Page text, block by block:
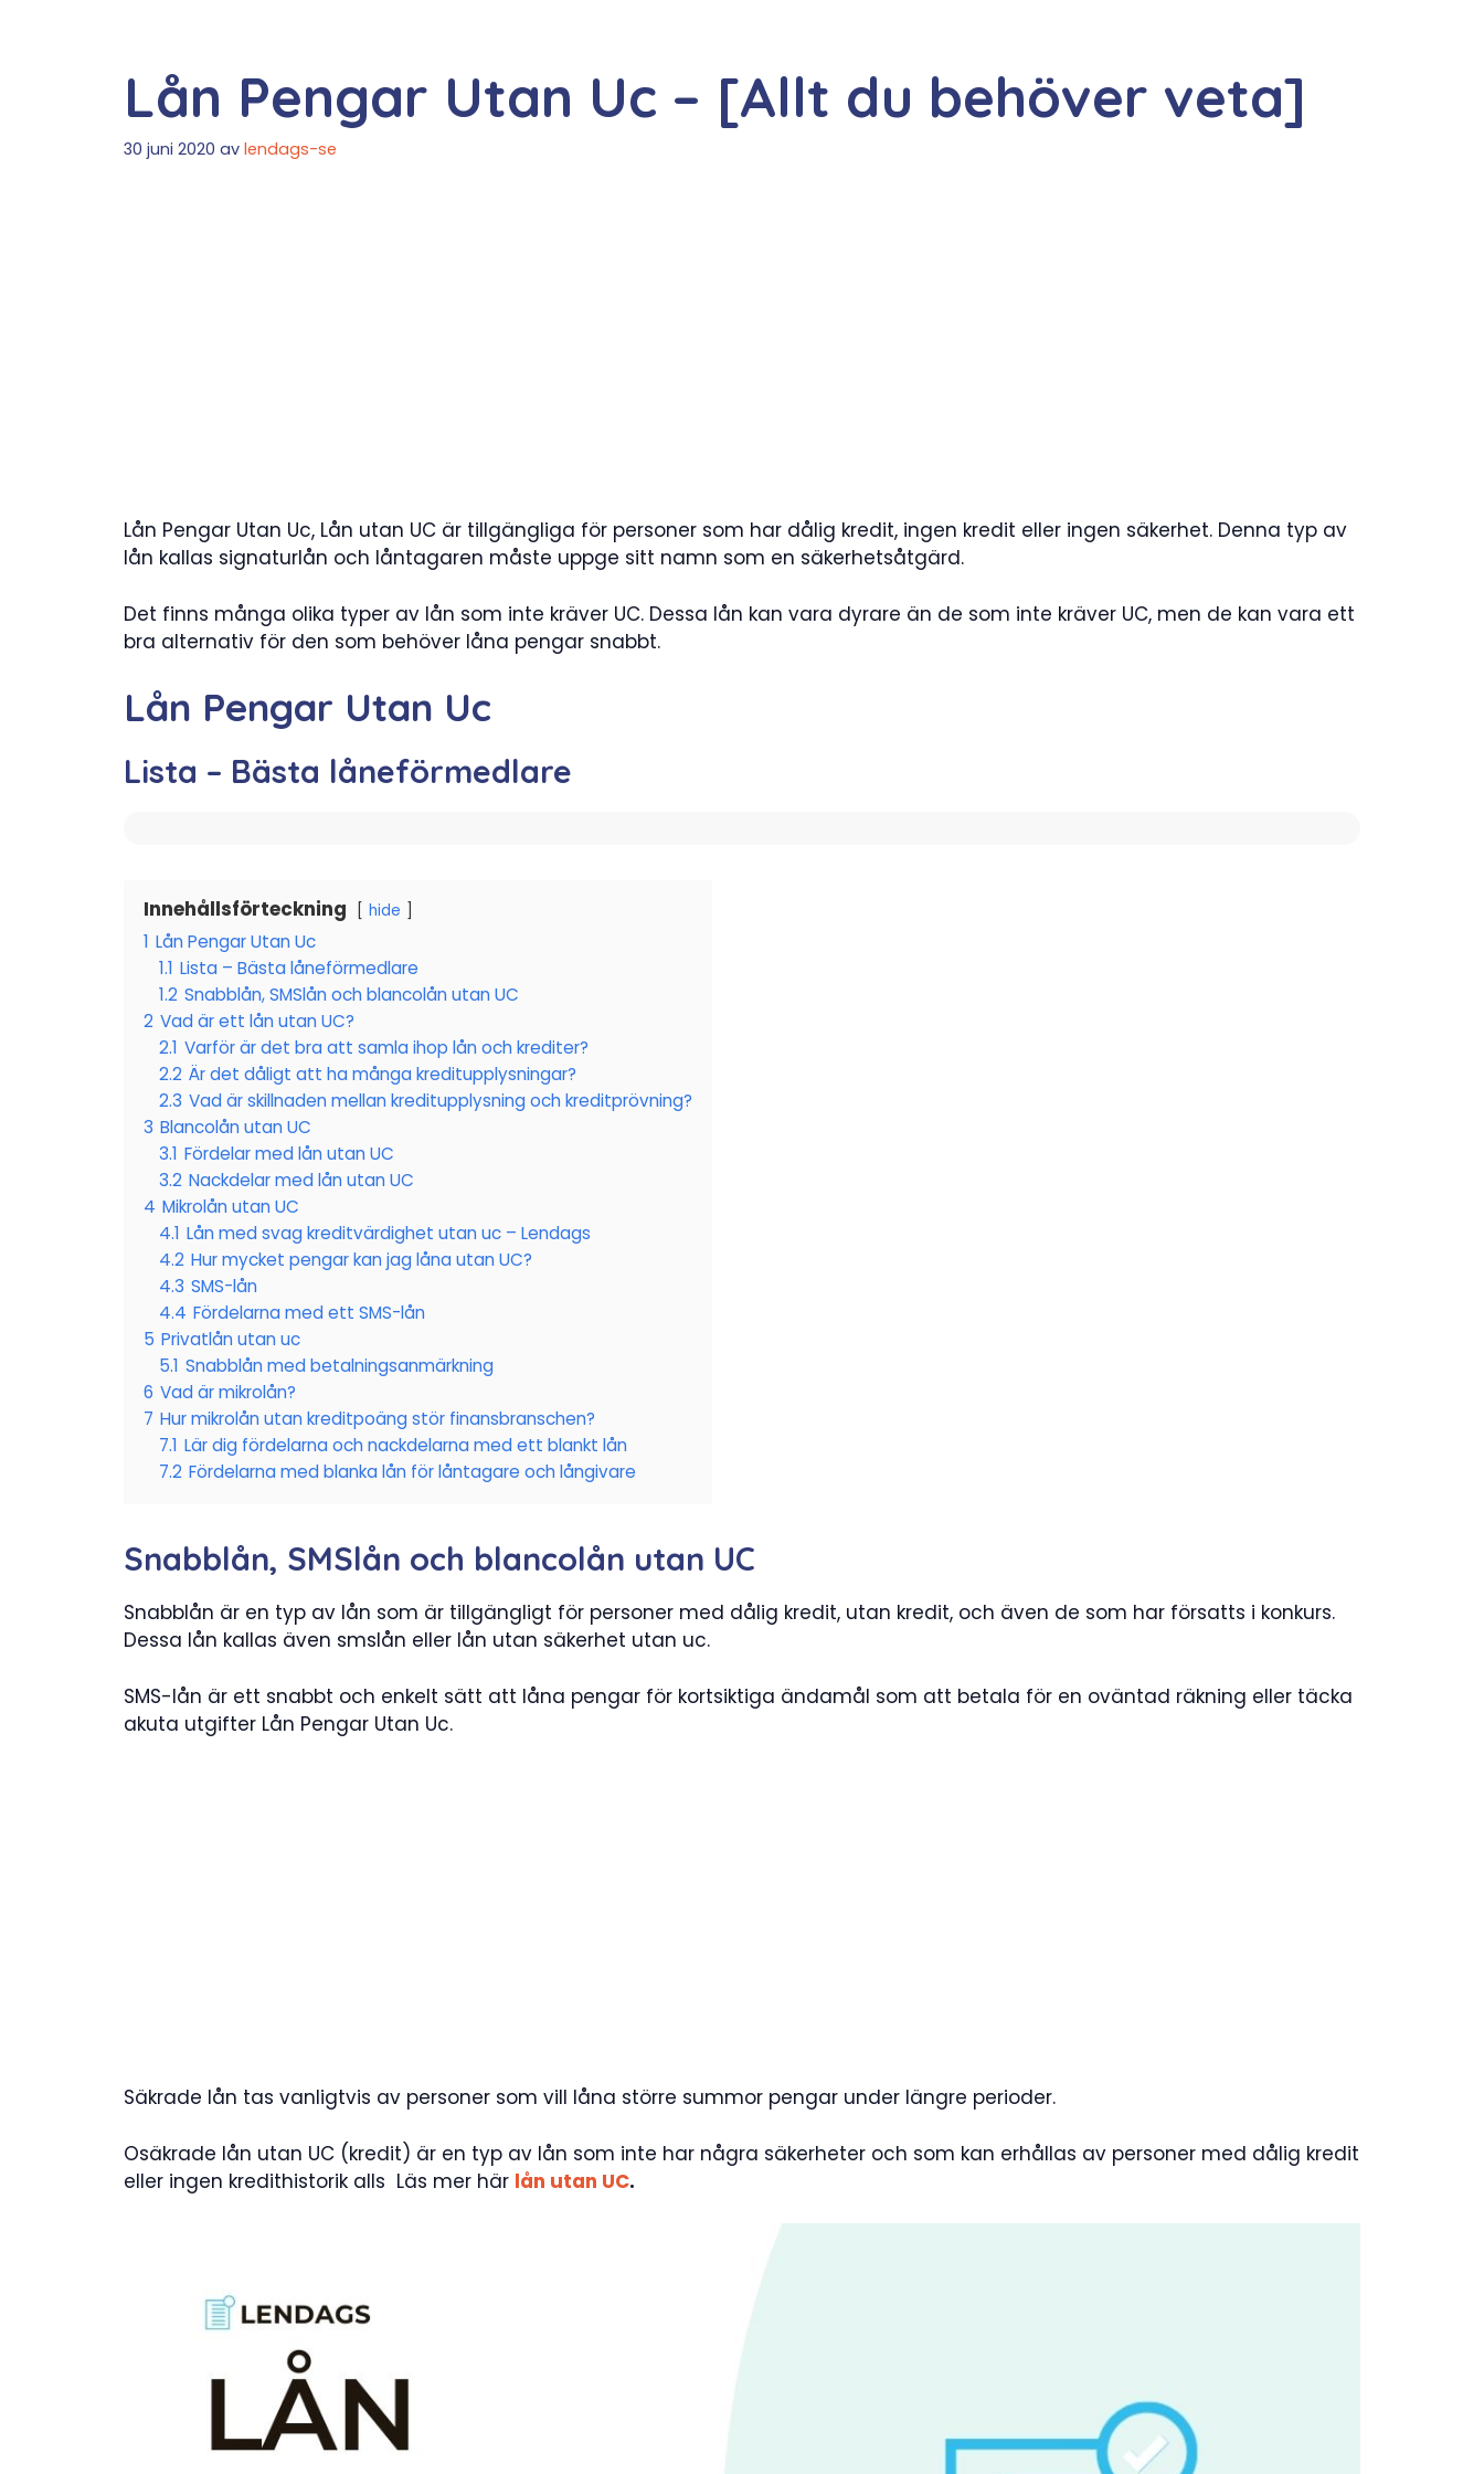
Lån Pengar Utan Uc – [Allt du behöver veta]
30 juni 2020 av lendags-se
Lån Pengar Utan Uc, Lån utan UC är tillgängliga för personer som har dålig kredit, ingen kredit eller ingen säkerhet. Denna typ av
lån kallas signaturlån och låntagaren måste uppge sitt namn som en säkerhetsåtgärd.
Det finns många olika typer av lån som inte kräver UC. Dessa lån kan vara dyrare än de som inte kräver UC, men de kan vara ett
bra alternativ för den som behöver låna pengar snabbt.
Lån Pengar Utan Uc
Lista – Bästa låneförmedlare
Innehållsförteckning hide
1 Lån Pengar Utan Uc
1.1 Lista – Bästa låneförmedlare
1.2 Snabblån, SMSlån och blancolån utan UC
2 Vad är ett lån utan UC?
2.1 Varför är det bra att samla ihop lån och krediter?
2.2 Är det dåligt att ha många kreditupplysningar?
2.3 Vad är skillnaden mellan kreditupplysning och kreditprövning?
3 Blancolån utan UC
3.1 Fördelar med lån utan UC
3.2 Nackdelar med lån utan UC
4 Mikrolån utan UC
4.1 Lån med svag kreditvärdighet utan uc – Lendags
4.2 Hur mycket pengar kan jag låna utan UC?
4.3 SMS-lån
4.4 Fördelarna med ett SMS-lån
5 Privatlån utan uc
5.1 Snabblån med betalningsanmärkning
6 Vad är mikrolån?
7 Hur mikrolån utan kreditpoäng stör finansbranschen?
7.1 Lär dig fördelarna och nackdelarna med ett blankt lån
7.2 Fördelarna med blanka lån för låntagare och långivare
Snabblån, SMSlån och blancolån utan UC
Snabblån är en typ av lån som är tillgängligt för personer med dålig kredit, utan kredit, och även de som har försatts i konkurs.
Dessa lån kallas även smslån eller lån utan säkerhet utan uc.
SMS-lån är ett snabbt och enkelt sätt att låna pengar för kortsiktiga ändamål som att betala för en oväntad räkning eller täcka
akuta utgifter Lån Pengar Utan Uc.
Säkrade lån tas vanligtvis av personer som vill låna större summor pengar under längre perioder.
Osäkrade lån utan UC (kredit) är en typ av lån som inte har några säkerheter och som kan erhållas av personer med dålig kredit
eller ingen kredithistorik alls Läs mer här lån utan UC.